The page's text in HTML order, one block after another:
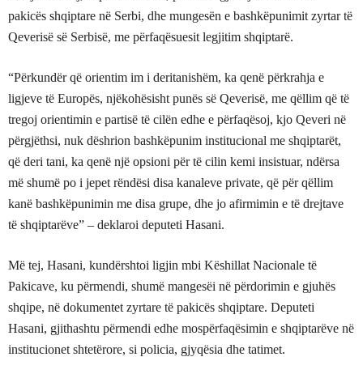
pakicës shqiptare në Serbi, dhe mungesën e bashkëpunimit zyrtar të
Qeverisë së Serbisë, me përfaqësuesit legjitim shqiptarë.
“Përkundër që orientim im i deritanishëm, ka qenë përkrahja e
ligjeve të Europës, njëkohësisht punës së Qeverisë, me qëllim që të
tregoj orientimin e partisë të cilën edhe e përfaqësoj, kjo Qeveri në
përgjëthsi, nuk dëshrion bashkëpunim institucional me shqiptarët,
që deri tani, ka qenë një opsioni për të cilin kemi insistuar, ndërsa
më shumë po i jepet rëndësi disa kanaleve private, që për qëllim
kanë bashkëpunimin me disa grupe, dhe jo afirmimin e të drejtave
të shqiptarëve” – deklaroi deputeti Hasani.
Më tej, Hasani, kundërshtoi ligjin mbi Këshillat Nacionale të
Pakicave, ku përmendi, shumë mangesëi në përdorimin e gjuhës
shqipe, në dokumentet zyrtare të pakicës shqiptare. Deputeti
Hasani, gjithashtu përmendi edhe mospërfaqësimin e shqiptarëve në
institucionet shtetërore, si policia, gjyqësia dhe tatimet.